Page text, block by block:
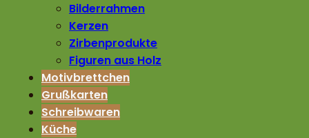
Bilderrahmen
Kerzen
Zirbenprodukte
Figuren aus Holz
Motivbrettchen
Grußkarten
Schreibwaren
Küche